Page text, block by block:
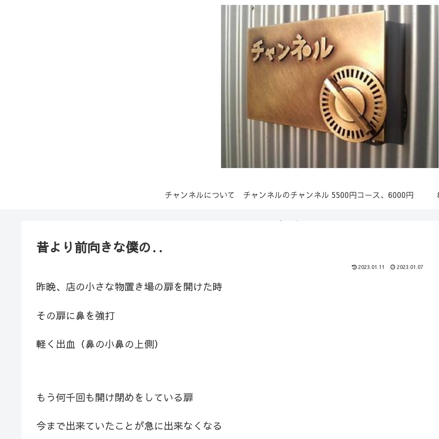
チャンネルについて チャンネルのチャンネル
（ブログ）
5500円コース、6000円
昔より前向きな僕の‥
2023.01.11 2023.01.07
昨晩、店の小さな物置き場の扉を開けた時
その扉に鼻を強打
軽く出血（鼻の小鼻の上側）
もう何千回も開け閉めをしている扉
今まで出来ていたことが急に出来なくなる